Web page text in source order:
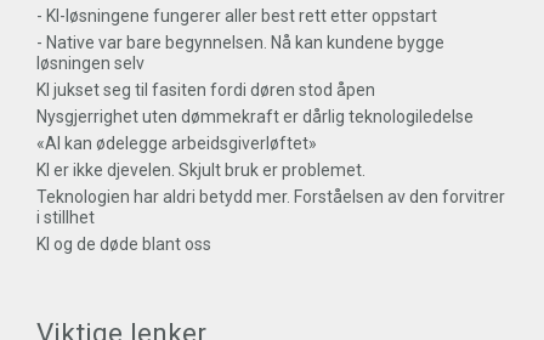
- KI-løsningene fungerer aller best rett etter oppstart
- Native var bare begynnelsen. Nå kan kundene bygge
løsningen selv
KI jukset seg til fasiten fordi døren stod åpen
Nysgjerrighet uten dømmekraft er dårlig teknologiledelse
«AI kan ødelegge arbeidsgiverløftet»
KI er ikke djevelen. Skjult bruk er problemet.
Teknologien har aldri betydd mer. Forståelsen av den forvitrer
i stillhet
KI og de døde blant oss
Viktige lenker